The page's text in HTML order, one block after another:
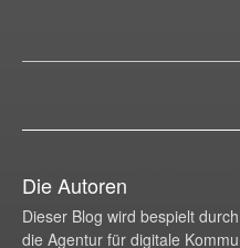
Die Autoren
Dieser Blog wird bespielt
die Agentur für digitale